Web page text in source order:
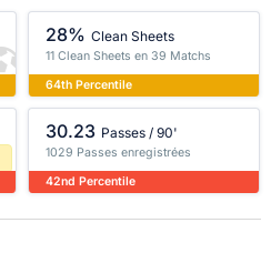
28% Clean Sheets
11 Clean Sheets en 39 Matchs
64th Percentile
30.23 Passes / 90'
1029 Passes enregistrées
42nd Percentile